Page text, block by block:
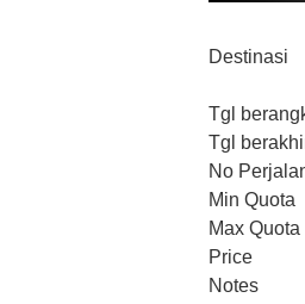
Destinasi
Tgl
Tgl
No
Min Quota
Max Quota
Price
Notes